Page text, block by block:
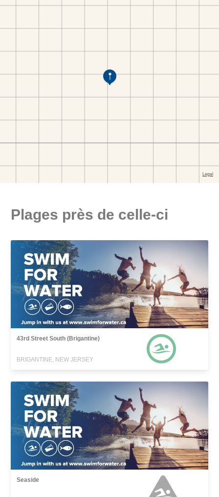
Plages près de celle-ci
43rd Street South (Brigantine)
BRIGANTINE, NEW JERSEY
Seaside